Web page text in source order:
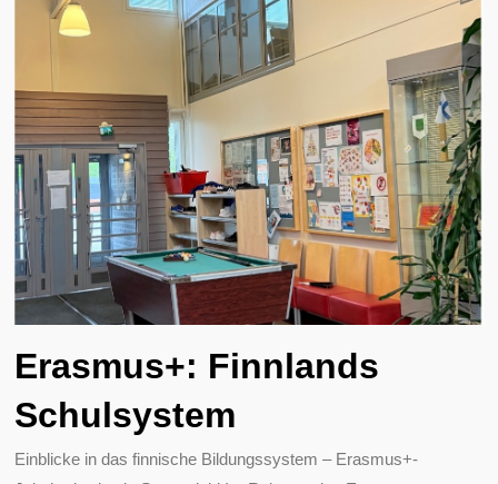
Erasmus+: Finnlands
Schulsystem
Einblicke in das finnische Bildungssystem – Erasmus+-